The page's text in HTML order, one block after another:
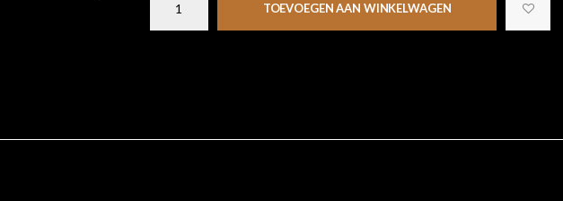
TOEVOEGEN AAN WINKELWAGEN